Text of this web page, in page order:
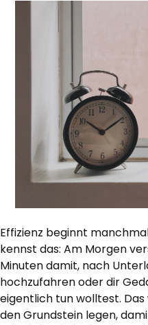
Effizienz beginnt
kennst das: Am Morgen
Minuten damit, nach
hochzufahren oder dir
eigentlich tun wolltest.
den Grundstein legen,